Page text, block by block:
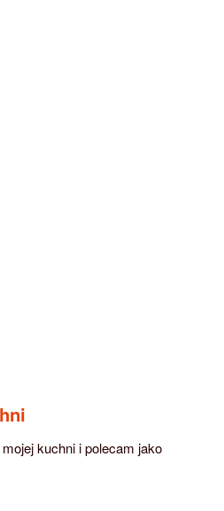
kuchni i polecam jako